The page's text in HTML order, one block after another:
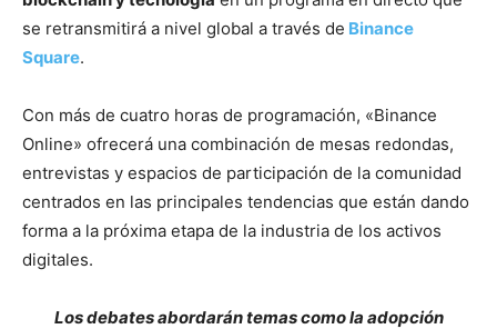
se retransmitirá a nivel global a través de Binance
Square.
Con más de cuatro horas de programación, «Binance
Online» ofrecerá una combinación de mesas redondas,
entrevistas y espacios de participación de la comunidad
centrados en las principales tendencias que están dando
forma a la próxima etapa de la industria de los activos
digitales.
Los debates abordarán temas como la adopción